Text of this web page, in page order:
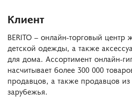
Клиент
BERITO – онлайн-торговый
детской одежды, а также
для дома. Ассортимент онлайн-
насчитывает более 300 000
продавцов, а также продавцов
зарубежья.